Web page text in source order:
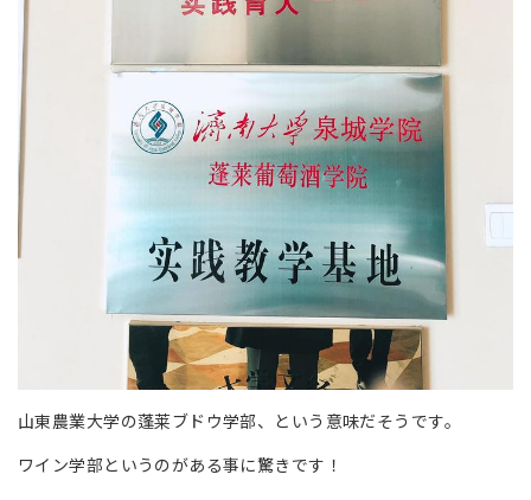
山東農業大学の蓬莱ブドウ学部、という意味だそうです。
ワイン学部というのがある事に驚きです！